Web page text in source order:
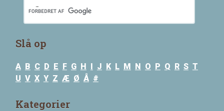
Slå op
A B C D E F G H I J K L M N O P Q R S T
U V X Y Z Æ Ø Å #
Kategorier